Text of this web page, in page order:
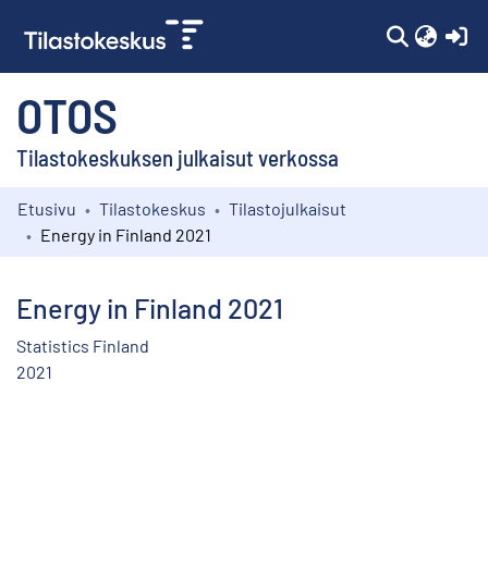
OTOS
Tilastokeskuksen julkaisut verkossa
Kokoelmat
Etusivu Tilastokeskus
Tilastojulkaisut
Energy in Finland 2021
Energy in Finland 2021
Statistics Finland
2021